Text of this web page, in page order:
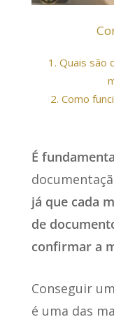
1. Quais são
2. Como
É
já que cada
de
confirmar a
Conseguir
é uma das